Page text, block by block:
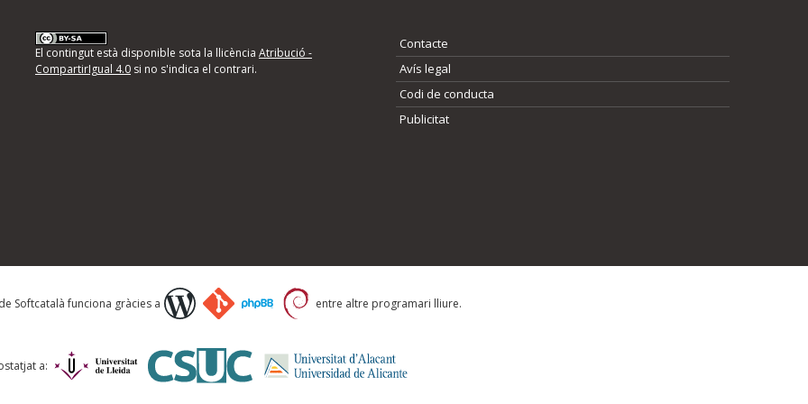
d'errors
següents i descriviu quina és la millora que
El contingut està disponible sota la llicència Atribució -
CompartirIgual 4.0si no s'indica el contrari.
Contacte
Avís legal
Codi de conducta
Publicitat
Softcatalà funciona gràcies a entre altre programari lliure.
a: